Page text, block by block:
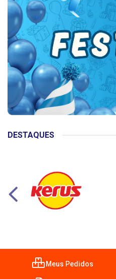
DESTAQUES
Meus Pedidos